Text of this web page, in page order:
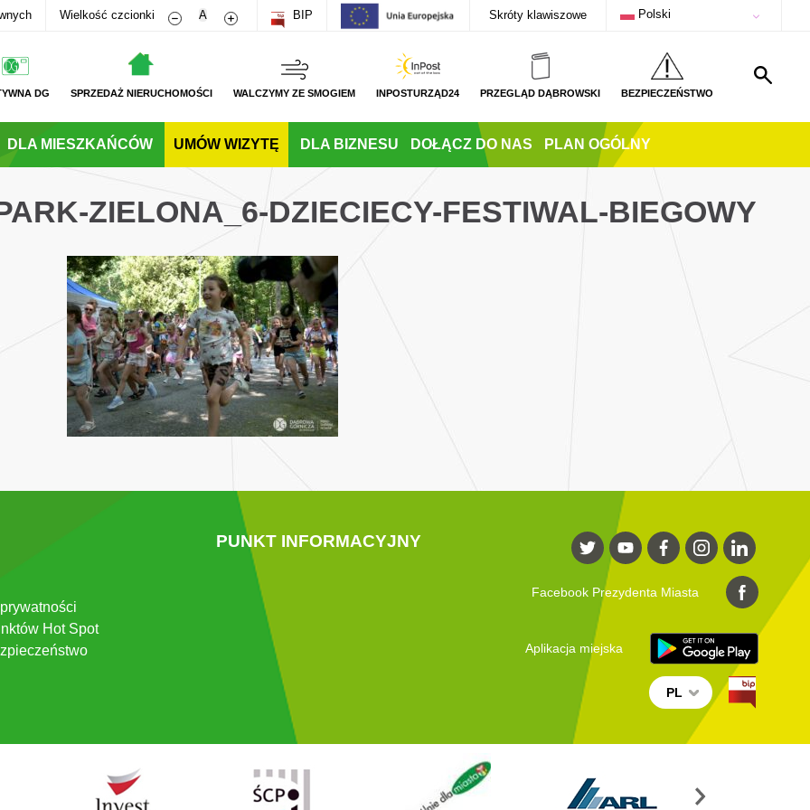
Wielkość czcionki Zmniejsz rozmiar czcionki
A Zwiększ rozmiar czcionki
BIP Skróty klawiszowe Polski
DG SPRZEDAŻ NIERUCHOMOŚCI WALCZYMY ZE SMOGIEM INPOSTURZĄD24 PRZEGLĄD DĄBROWSKI BEZPIECZEŃSTWO
DLA MIESZKAŃCÓW UMÓW WIZYTĘ DLA BIZNESU DOŁĄCZ DO NAS PLAN OGÓLNY
ZIELONA_6-DZIECIECY-FESTIWAL-BIEGOWY
Hot Spot
PUNKT INFORMACYJNY
Facebook Prezydenta Miasta
Aplikacja miejska
PL